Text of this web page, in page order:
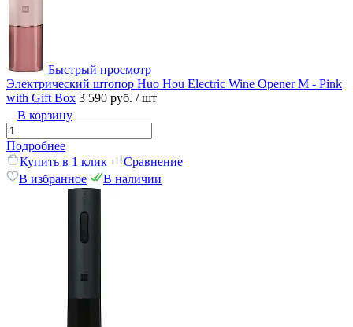
Быстрый просмотр
Электрический штопор Huo Hou Electric Wine Opener M - Pink
with Gift Box 3 590 руб. / шт
В корзину
Подробнее
Купить в 1 клик
Сравнение
В избранное
В наличии